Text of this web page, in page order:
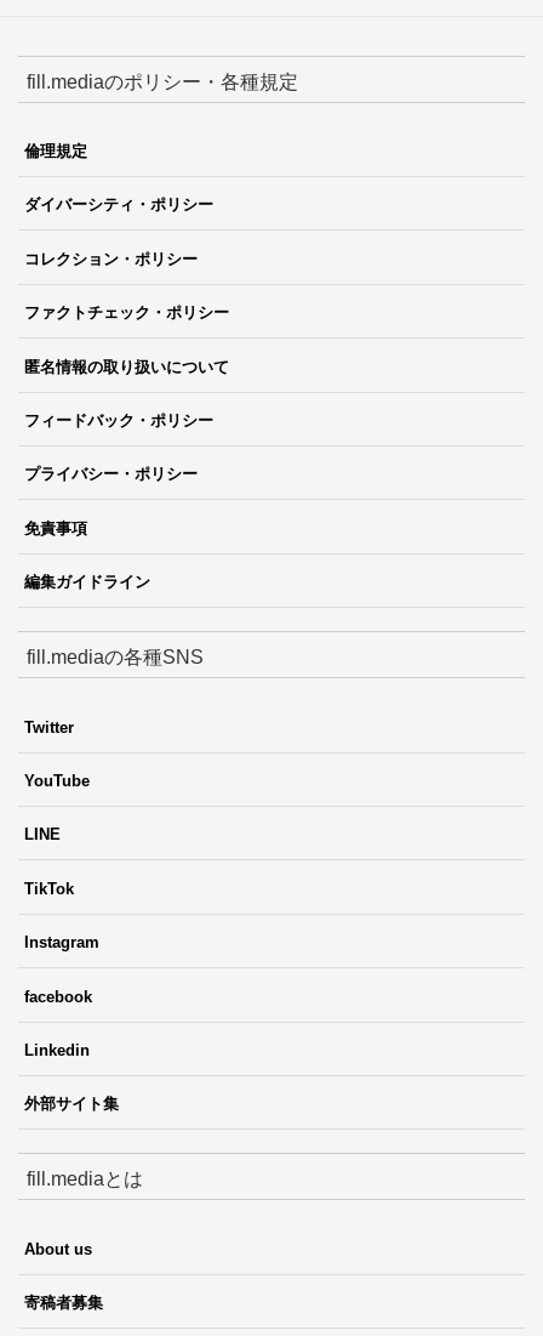
fill.mediaのポリシー・各種規定
倫理規定
ダイバーシティ・ポリシー
コレクション・ポリシー
ファクトチェック・ポリシー
匿名情報の取り扱いについて
フィードバック・ポリシー
プライバシー・ポリシー
免責事項
編集ガイドライン
fill.mediaの各種SNS
Twitter
YouTube
LINE
TikTok
Instagram
facebook
Linkedin
外部サイト集
fill.mediaとは
About us
寄稿者募集